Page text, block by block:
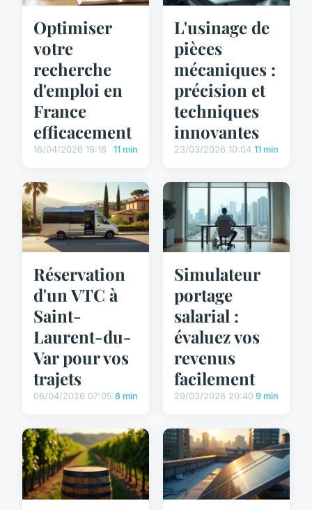
Optimiser
votre
recherche
d'emploi en
France
efficacement
16/04/2026 19:16 11 min
L'usinage de
pièces
mécaniques :
précision et
techniques
innovantes
23/03/2026 10:04 11 min
Réservation
d'un VTC à
Saint-
Laurent-du-
Var pour vos
trajets
06/04/2026 07:05 8 min
Simulateur
portage
salarial :
évaluez vos
revenus
facilement
29/03/2026 20:40 9 min